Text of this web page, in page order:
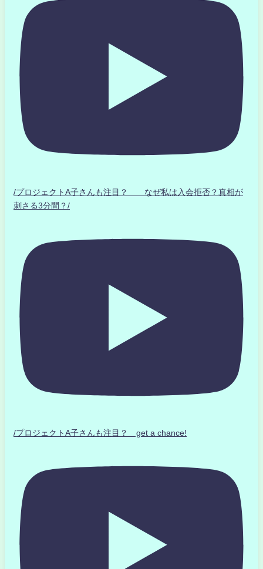
/プロジェクトA子さんも注目？ なぜ私は入会拒否？真相が
刺さる3分間？/
/プロジェクトA子さんも注目？ get a chance!